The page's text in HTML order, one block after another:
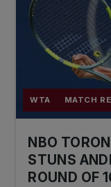
WTA MATCH
NBO
STUNS
ROUND OF